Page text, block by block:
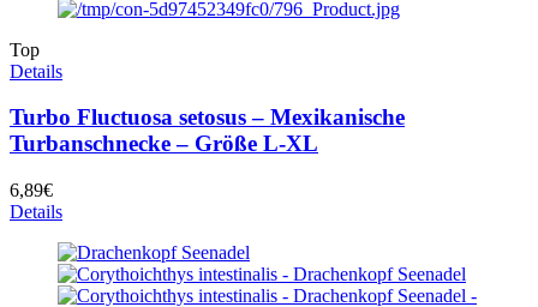
Top
Details
Turbo Fluctuosa setosus – Mexikanische
Turbanschnecke – Größe L-XL
6,89€
Details